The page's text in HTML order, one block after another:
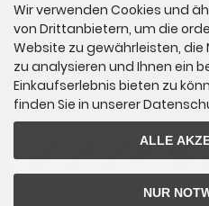
Hörbuch-Händler
Zahlungsmethoden
Wir verwenden Cookies und
von Drittanbietern, um die
Website zu gewährleisten,
zu analysieren und Ihnen ein
Einkaufserlebnis bieten zu
finden Sie in unserer
ALLE
NUR